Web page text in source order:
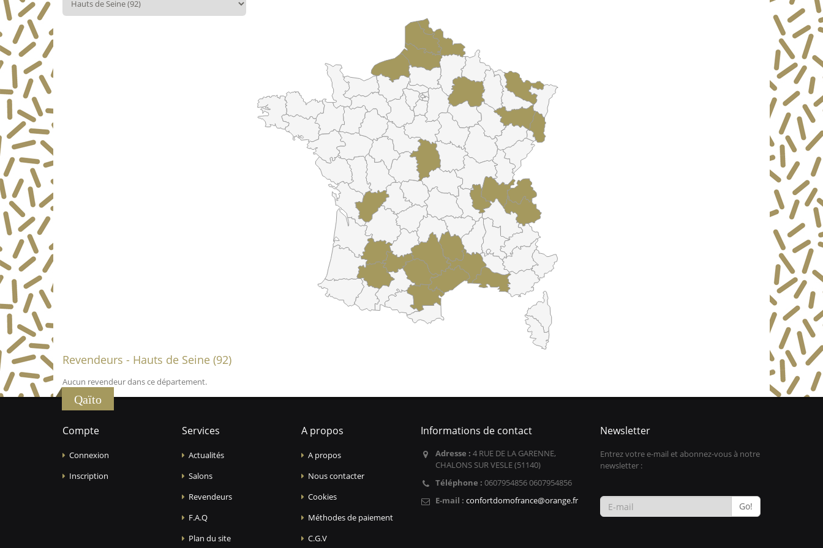
Revendeurs - Hauts de Seine (92)
Aucun revendeur dans ce département.
Qaïto
Compte
Connexion
Inscription
Services
Actualités
Salons
Revendeurs
F.A.Q
Plan du site
A propos
A propos
Nous contacter
Cookies
Méthodes de paiement
C.G.V
Informations de contact
Adresse : 4 RUE DE LA GARENNE,
CHALONS SUR VESLE (51140)
Téléphone : 0607954856 0607954856
E-mail : confortdomofrance@orange.fr
Newsletter
Entrez votre e-mail et abonnez-vous à notre
newsletter :
Go!